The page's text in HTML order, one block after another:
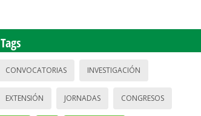
Tags
CONVOCATORIAS INVESTIGACIÓN
EXTENSIÓN JORNADAS CONGRESOS